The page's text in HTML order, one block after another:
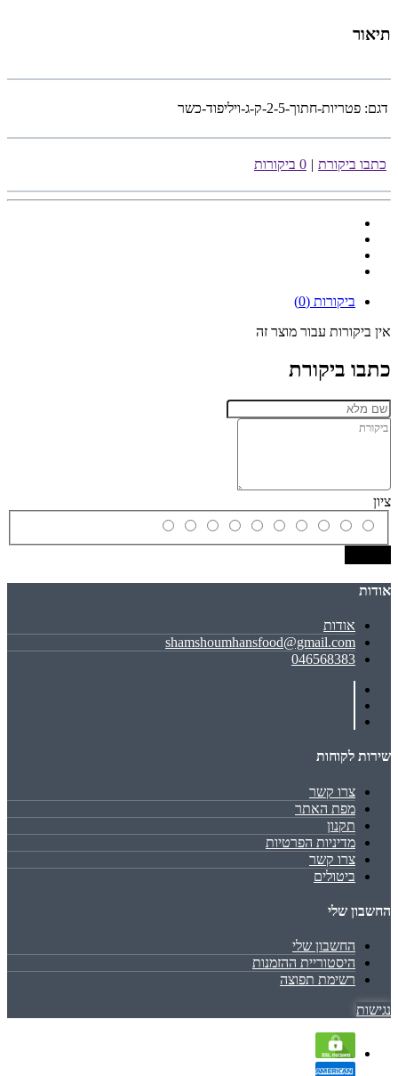
תיאור
דגם: פטריות-חתוך-2-5-ק-ג-ויליפוד-כשר
כתבו ביקורת | 0 ביקורות
ביקורות (0)
אין ביקורות עבור מוצר זה
כתבו ביקורת
ציון
אודות
אודות
shamshoumhansfood@gmail.com
046568383
שירות לקוחות
צרו קשר
מפת האתר
תקנון
מדיניות הפרטיות
צרו קשר
ביטולים
החשבון שלי
החשבון שלי
היסטוריית ההזמנות
רשימת תפוצה
נגישות